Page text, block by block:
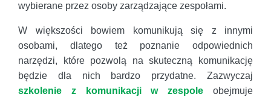
wybierane przez osoby zarządzające zespołami.
W większości bowiem komunikują się z innymi
osobami, dlatego też poznanie odpowiednich
narzędzi, które pozwolą na skuteczną komunikację
będzie dla nich bardzo przydatne. Zazwyczaj
szkolenie z komunikacji w zespole obejmuje